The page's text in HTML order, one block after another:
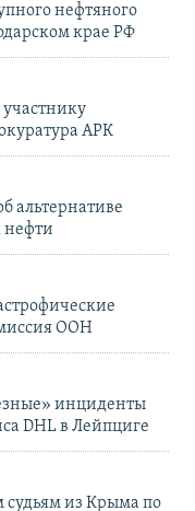
нефтяного
крае РФ
участнику
АРК
альтернативе
нефти
ООН
инциденты
DHL в Лейпциге
судьям из Крыма по